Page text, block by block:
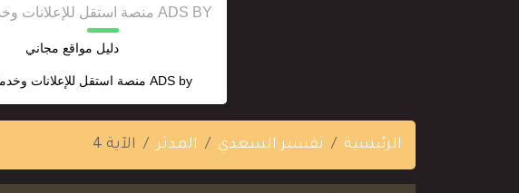
ADS BY منصة استقل للإعلانات وخدمات السيو
دليل مواقع مجاني
ADS by منصة استقل للإعلانات
الرئيسية تفسير السعدي المدثر الآية 4